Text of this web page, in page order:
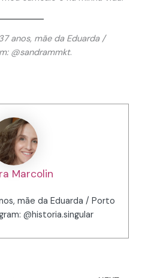
anos, mãe da Eduarda /
@sandrammkt.
Marcolin
mãe da Eduarda / Porto
@historia.singular